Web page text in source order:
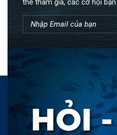
thể tham gia, các cơ hội